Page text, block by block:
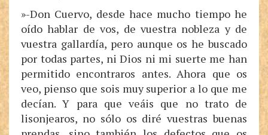
»-Don Cuervo, desde hace mucho tiempo he
oído hablar de vos, de vuestra nobleza y de
vuestra gallardía, pero aunque os he buscado
por todas partes, ni Dios ni mi suerte me han
permitido encontraros antes. Ahora que os
veo, pienso que sois muy superior a lo que me
decían. Y para que veáis que no trato de
lisonjearos, no sólo os diré vuestras buenas